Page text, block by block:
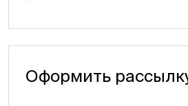
Оформить